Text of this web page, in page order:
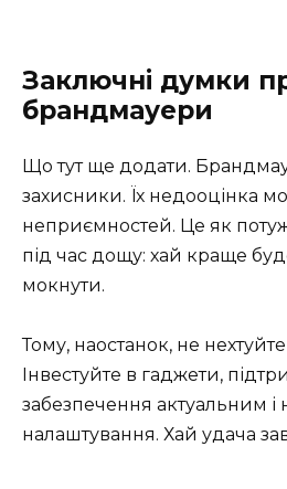
Заключні думки
брандмауери
Що тут ще додати.
захисники. Їх недооцінка
неприємностей. Це як
під час дощу: хай краще
мокнути.
Тому, наостанок, не
Інвестуйте в гаджети,
забезпечення актуальним і
налаштування. Хай удача